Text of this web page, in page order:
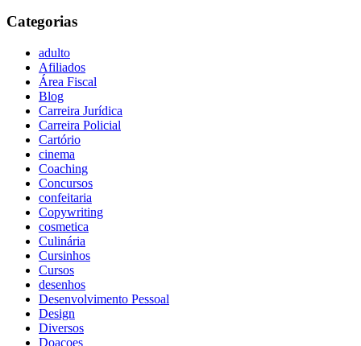
Categorias
adulto
Afiliados
Área Fiscal
Blog
Carreira Jurídica
Carreira Policial
Cartório
cinema
Coaching
Concursos
confeitaria
Copywriting
cosmetica
Culinária
Cursinhos
Cursos
desenhos
Desenvolvimento Pessoal
Design
Diversos
Doaçoes